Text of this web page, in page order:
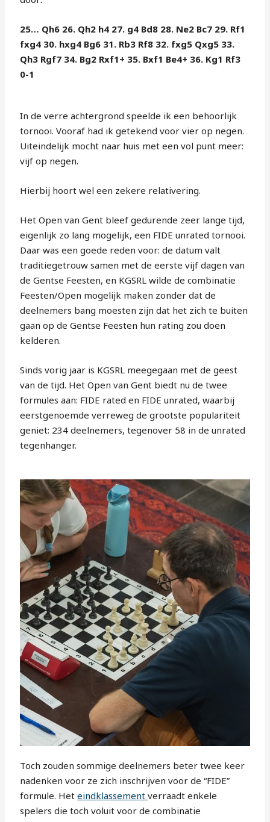
25… Qh6 26. Qh2 h4 27. g4 Bd8 28. Ne2 Bc7 29. Rf1
fxg4 30. hxg4 Bg6 31. Rb3 Rf8 32. fxg5 Qxg5 33.
Qh3 Rgf7 34. Bg2 Rxf1+ 35. Bxf1 Be4+ 36. Kg1 Rf3
0-1
In de verre achtergrond speelde ik een behoorlijk
tornooi. Vooraf had ik getekend voor vier op negen.
Uiteindelijk mocht naar huis met een vol punt meer:
vijf op negen.
Hierbij hoort wel een zekere relativering.
Het Open van Gent bleef gedurende zeer lange tijd,
eigenlijk zo lang mogelijk, een FIDE unrated tornooi.
Daar was een goede reden voor: de datum valt
traditiegetrouw samen met de eerste vijf dagen van
de Gentse Feesten, en KGSRL wilde de combinatie
Feesten/Open mogelijk maken zonder dat de
deelnemers bang moesten zijn dat het zich te buiten
gaan op de Gentse Feesten hun rating zou doen
kelderen.
Sinds vorig jaar is KGSRL meegegaan met de geest
van de tijd. Het Open van Gent biedt nu de twee
formules aan: FIDE rated en FIDE unrated, waarbij
eerstgenoemde verreweg de grootste populariteit
geniet: 234 deelnemers, tegenover 58 in de unrated
tegenhanger.
Toch zouden sommige deelnemers beter twee keer
nadenken voor ze zich inschrijven voor de “FIDE”
formule. Heteindklassementverraadt enkele
spelers die toch voluit voor de combinatie